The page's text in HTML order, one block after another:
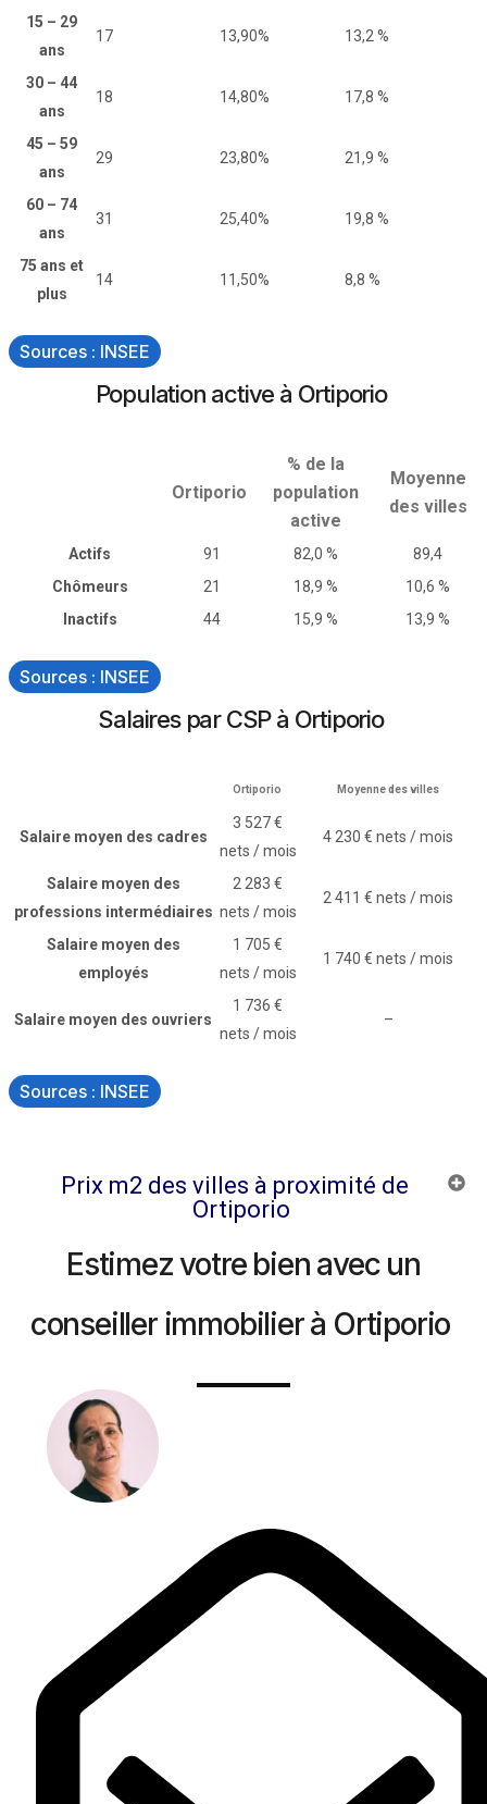
15 – 29
ans
17 13,90% 13,2 %
30 – 44
ans
18 14,80% 17,8 %
45 – 59
ans
29 23,80% 21,9 %
60 – 74
ans
31 25,40% 19,8 %
75 ans et
plus
14 11,50% 8,8 %
Sources : INSEE
Population active à Ortiporio
Ortiporio
% de la
population
active
Moyenne
des villes
Actifs 91 82,0 %
89,4
Chômeurs
21 18,9 %
10,6 %
Inactifs
44 15,9 % 13,9 %
Sources : INSEE
Salaires par CSP à Ortiporio
Ortiporio Moyenne des villes
Salaire moyen des cadres
3 527 €
nets / mois
4 230 € nets / mois
Salaire moyen des
professions intermédiaires
2 283 €
nets / mois
2 411 € nets / mois
Salaire moyen des
employés
1 705 €
nets / mois
1 740 € nets / mois
Salaire moyen des ouvriers
1 736 €
nets / mois
–
Sources : INSEE
Prix m2 des villes à proximité de
Ortiporio
Estimez votre bien avec un
conseiller immobilier à Ortiporio